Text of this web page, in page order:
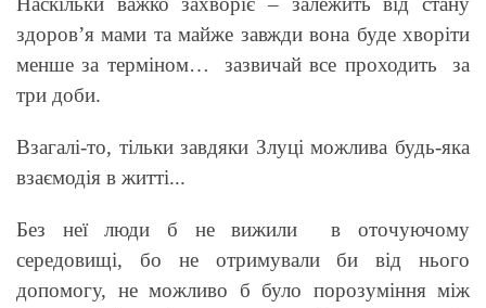
здоров’я мами та майже завжди вона буде хворіти
менше за терміном… зазвичай все проходить за
три доби.
Взагалі-то, тільки завдяки Злуці можлива будь-яка
взаємодія в житті...
Без неї люди б не вижили в оточуючому
середовищі, бо не отримували би від нього
допомогу, не можливо б було порозуміння між